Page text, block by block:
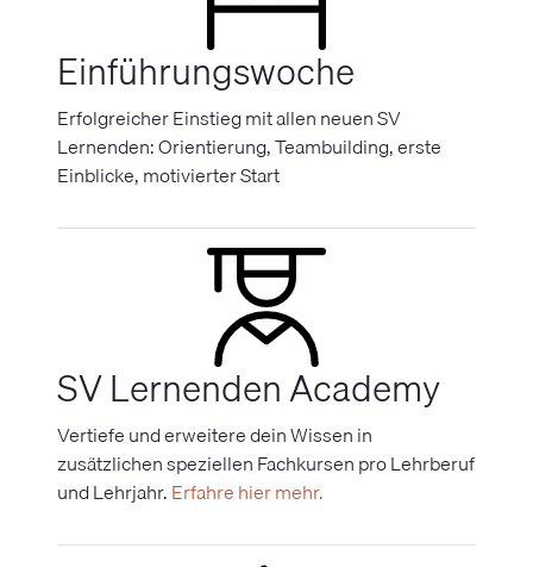
Einführungswoche
Erfolgreicher Einstieg mit allen neuen SV
Lernenden: Orientierung, Teambuilding, erste
Einblicke, motivierter Start
SV Lernenden Academy
Vertiefe und erweitere dein Wissen in
zusätzlichen speziellen Fachkursen pro Lehrberuf
und Lehrjahr.Erfahre hier mehr.